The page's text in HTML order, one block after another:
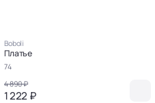
Boboli
Платье
74
4 890 ₽
1 222 ₽